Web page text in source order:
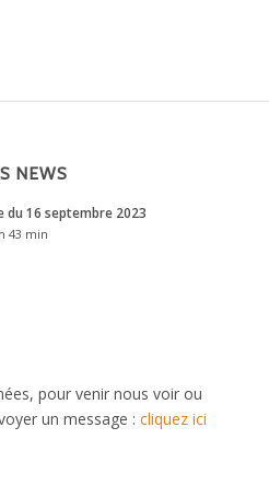
NEWS
du 16 septembre 2023
43 min
pour venir nous voir ou
un message : cliquez ici